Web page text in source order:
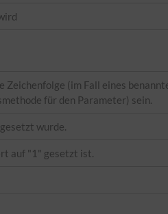
(im Fall eines
für den Parameter) sein.
wurde.
auf "1" gesetzt ist.